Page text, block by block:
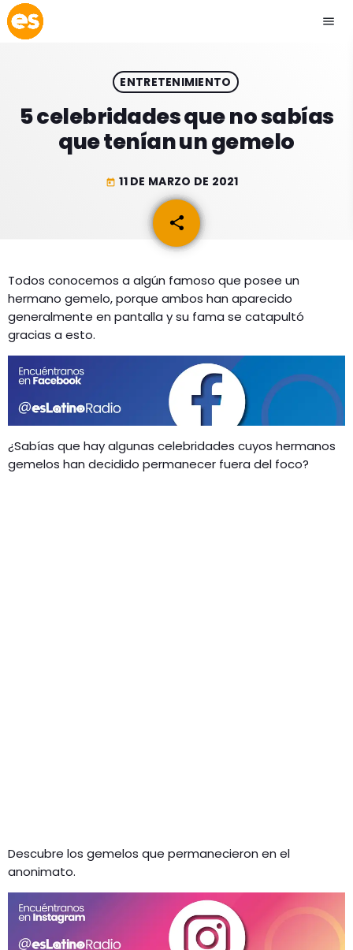
menu
play_arrow EMISIÓN LA PAZ
EMISIÓN COCHABAMBA
ACTUALIDAD
ESPECTÁCULOS
GEEKERS
MÚSICA
ENTRETENIMIENTO
LOS + TOP
PROGRAMACIÓN
INICIO
RADIO SPLENDID
CONTACTO
ENTRETENIMIENTO
5 celebridades que no sabías
que tenían un gemelo
today 11 DE MARZO DE 2021
share
email
Todos conocemos a algún famoso que posee un
hermano gemelo, porque ambos han aparecido
generalmente en pantalla y su fama se catapultó
gracias a esto.
¿Sabías que hay algunas celebridades cuyos hermanos
gemelos han decidido permanecer fuera del foco?
Descubre los gemelos que permanecieron en el
anonimato.